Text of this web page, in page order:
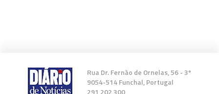
Rua Dr. Fernão de Ornelas, 56 - 3º
9054-514 Funchal, Portugal
291 202 300